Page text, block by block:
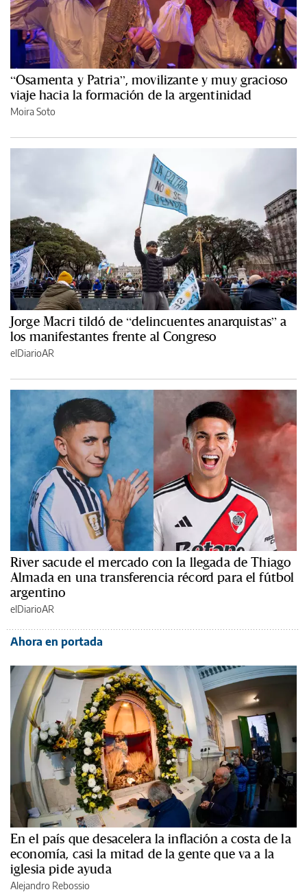
“Osamenta y Patria”, movilizante y muy gracioso
viaje hacia la formación de la argentinidad
Moira Soto
Jorge Macri tildó de “delincuentes anarquistas” a
los manifestantes frente al Congreso
elDiarioAR
River sacude el mercado con la llegada de Thiago
Almada en una transferencia récord para el fútbol
argentino
elDiarioAR
Ahora en portada
En el país que desacelera la inflación a costa de la
economía, casi la mitad de la gente que va a la
iglesia pide ayuda
Alejandro Rebossio